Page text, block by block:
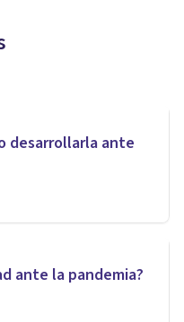
desarrollarla ante
ante la pandemia?
Objetivos
5